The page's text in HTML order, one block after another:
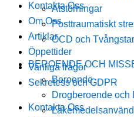
Kontakta Oss
Om Oss
Artiklar
Öppettider
Vanliga frågor
Sekretess och GDPR
Kontakta Oss
Ätstörningar
Posttraumatiskt
OCD och
BEROENDE OCH
Beroende
Drogberoende och